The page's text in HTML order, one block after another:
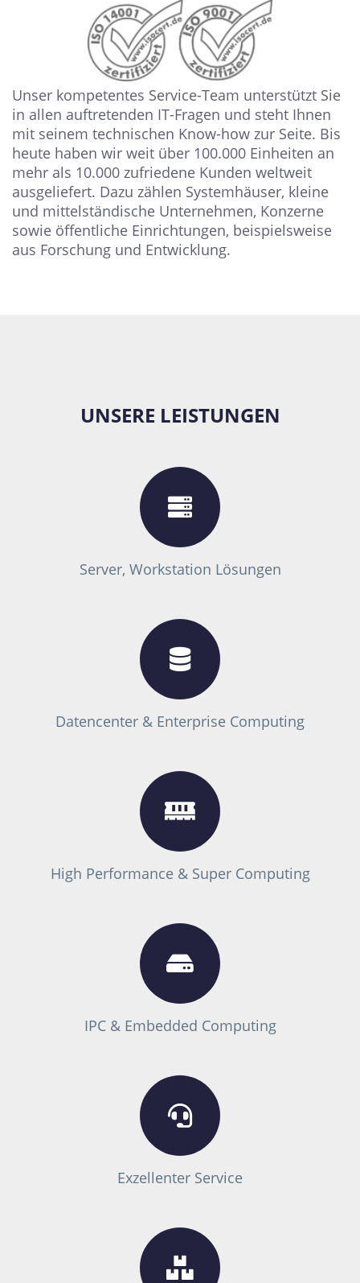
Unser kompetentes Service-Team unterstützt Sie
in allen auftretenden IT-Fragen und steht Ihnen
mit seinem technischen Know-how zur Seite. Bis
heute haben wir weit über 100.000 Einheiten an
mehr als 10.000 zufriedene Kunden weltweit
ausgeliefert. Dazu zählen Systemhäuser, kleine
und mittelständische Unternehmen, Konzerne
sowie öffentliche Einrichtungen, beispielsweise
aus Forschung und Entwicklung.
UNSERE LEISTUNGEN
Server, Workstation Lösungen
Datencenter & Enterprise Computing
High Performance & Super Computing
IPC & Embedded Computing
Exzellenter Service